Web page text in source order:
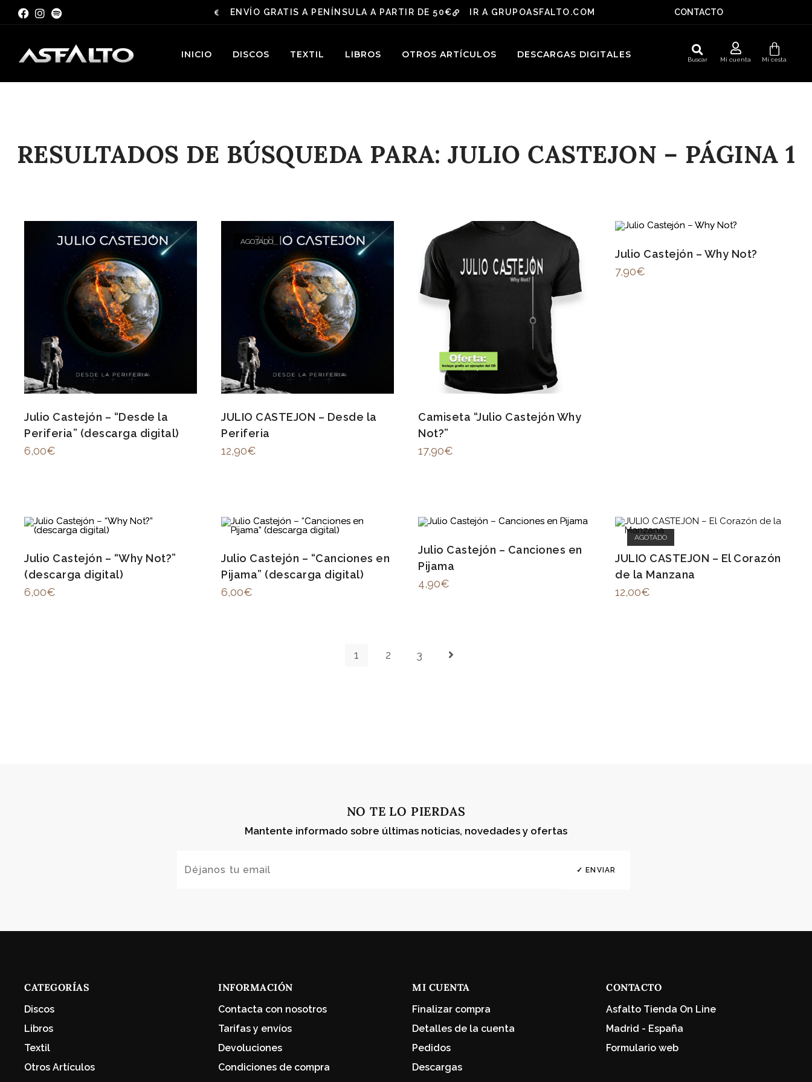
ENVÍO GRATIS A PENÍNSULA A PARTIR DE 50€ IR A GRUPOASFALTO.COM CONTACTO
INICIO DISCOS TEXTIL LIBROS OTROS ARTÍCULOS DESCARGAS DIGITALES Buscar Mi cuenta Mi cesta
RESULTADOS DE BÚSQUEDA PARA: JULIO CASTEJON – PÁGINA 1
Julio Castejón – “Desde la
Periferia” (descarga digital)
6,00€
AGOTADO
JULIO CASTEJON – Desde la
Periferia
12,90€
Camiseta “Julio Castejón Why
Not?”
17,90€
Julio Castejón – Why Not?
7,90€
Julio Castejón – “Why Not?”
(descarga digital)
6,00€
Julio Castejón – “Canciones en
Pijama” (descarga digital)
6,00€
Julio Castejón – Canciones en
Pijama
4,90€
AGOTADO
JULIO CASTEJON – El Corazón
de la Manzana
12,00€
1 2 3
NO TE LO PIERDAS
Mantente informado sobre últimas noticias, novedades y ofertas
✓ ENVIAR
CATEGORÍAS
Discos
Libros
Textil
Otros Artículos
INFORMACIÓN
Contacta con nosotros
Tarifas y envíos
Devoluciones
Condiciones de compra
MI CUENTA
Finalizar compra
Detalles de la cuenta
Pedidos
Descargas
CONTACTO
Asfalto Tienda On Line
Madrid - España
Formulario web